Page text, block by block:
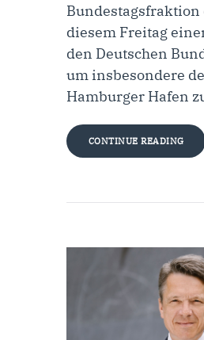
Bundestagsfraktion
diesem Freitag
den Deutschen
um insbesondere
Hamburger Hafen
CONTINUE READING